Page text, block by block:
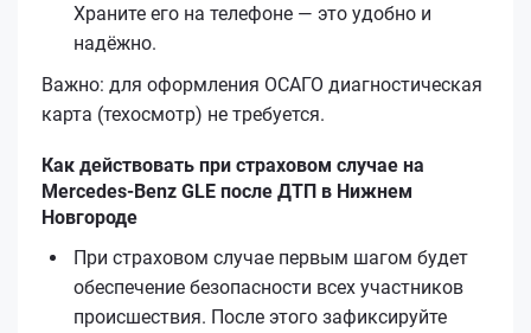
Храните его на телефоне — это удобно и
надёжно.
Важно: для оформления ОСАГО диагностическая
карта (техосмотр) не требуется.
Как действовать при страховом случае на
Mercedes-Benz GLE после ДТП в Нижнем
Новгороде
При страховом случае первым шагом будет
обеспечение безопасности всех участников
происшествия. После этого зафиксируйте